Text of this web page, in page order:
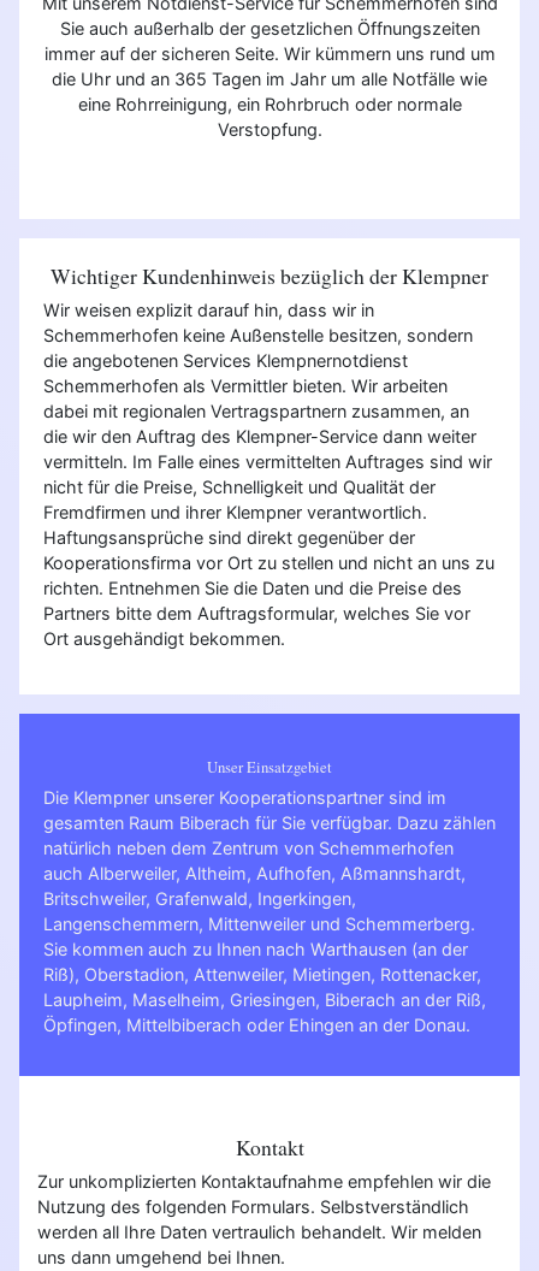
Sie auch außerhalb der gesetzlichen Öffnungszeiten
immer auf der sicheren Seite. Wir kümmern uns rund um
die Uhr und an 365 Tagen im Jahr um alle Notfälle wie
eine Rohrreinigung, ein Rohrbruch oder normale
Verstopfung.
Wichtiger Kundenhinweis bezüglich der Klempner
Wir weisen explizit darauf hin, dass wir in
Schemmerhofen keine Außenstelle besitzen, sondern
die angebotenen Services Klempnernotdienst
Schemmerhofen als Vermittler bieten. Wir arbeiten
dabei mit regionalen Vertragspartnern zusammen, an
die wir den Auftrag des Klempner-Service dann weiter
vermitteln. Im Falle eines vermittelten Auftrages sind wir
nicht für die Preise, Schnelligkeit und Qualität der
Fremdfirmen und ihrer Klempner verantwortlich.
Haftungsansprüche sind direkt gegenüber der
Kooperationsfirma vor Ort zu stellen und nicht an uns zu
richten. Entnehmen Sie die Daten und die Preise des
Partners bitte dem Auftragsformular, welches Sie vor
Ort ausgehändigt bekommen.
Unser Einsatzgebiet
Die Klempner unserer Kooperationspartner sind im
gesamten Raum Biberach für Sie verfügbar. Dazu zählen
natürlich neben dem Zentrum von Schemmerhofen
auch Alberweiler, Altheim, Aufhofen, Aßmannshardt,
Britschweiler, Grafenwald, Ingerkingen,
Langenschemmern, Mittenweiler und Schemmerberg.
Sie kommen auch zu Ihnen nach Warthausen (an der
Riß), Oberstadion, Attenweiler, Mietingen, Rottenacker,
Laupheim, Maselheim, Griesingen, Biberach an der Riß,
Öpfingen, Mittelbiberach oder Ehingen an der Donau.
Kontakt
Zur unkomplizierten Kontaktaufnahme empfehlen wir die
Nutzung des folgenden Formulars. Selbstverständlich
werden all Ihre Daten vertraulich behandelt. Wir melden
uns dann umgehend bei Ihnen.